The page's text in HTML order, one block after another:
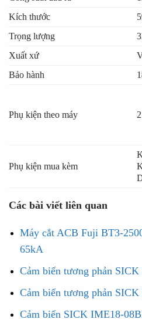
Kích thước
Trọng lượng
Xuất xứ
Bảo hành
Phụ kiện theo máy
Phụ kiện mua kèm
Các bài viết liên quan
Máy cắt ACB Fuji BT3-
65kA
Cảm biến tương phản
Cảm biến tương phản SICK
Cảm biến SICK IME18-